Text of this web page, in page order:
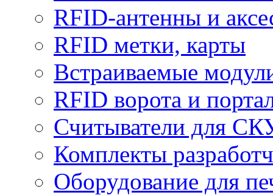
RFID-антенны и
RFID метки, карты
Встраиваемые
RFID ворота и
Считыватели для
Комплекты
Оборудование для